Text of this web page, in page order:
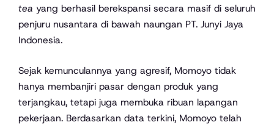
tea yang berhasil berekspansi secara masif di seluruh
penjuru nusantara di bawah naungan PT. Junyi Jaya
Indonesia.
Sejak kemunculannya yang agresif, Momoyo tidak
hanya membanjiri pasar dengan produk yang
terjangkau, tetapi juga membuka ribuan lapangan
pekerjaan. Berdasarkan data terkini, Momoyo telah